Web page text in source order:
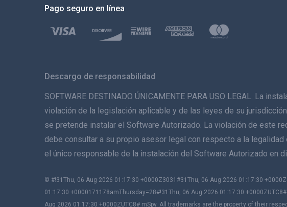
Pago seguro en línea
Descargo de responsabilidad
SOFTWARE DESTINADO ÚNICAMENTE PARA USO LEGAL. La
violación de la legislación aplicable y de las leyes de su
se pretende instalar el Software Autorizado. La violación de este
debe consultar a su propio asesor legal con respecto a la
el único responsable de la instalación del Software Autorizado en
© #!31Thu, 06 Aug 2026 01:17:30 +0000Z3031#31Thu, 06 Aug 2026 01:17:30
01:17:30 +0000171178amThursday=28#!31Thu, 06 Aug 2026 01:17:30
Aug 2026 01:17:30 +0000ZUTC8# mSpy. All trademarks are the property of their